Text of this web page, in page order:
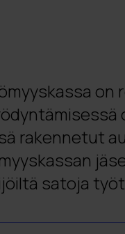
on
rakennetut
satoja